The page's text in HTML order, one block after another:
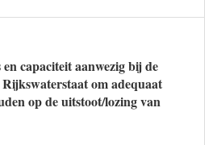
capaciteit aanwezig bij de
om adequaat
op de uitstoot/lozing van